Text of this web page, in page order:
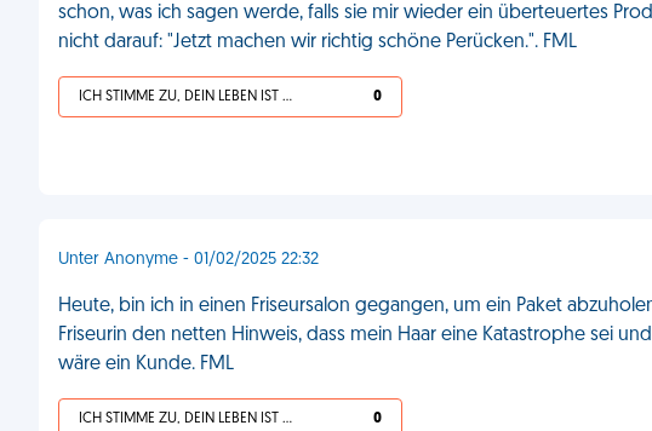
schon, was ich sagen werde, falls sie mir wieder ein überteuertes
nicht darauf: "Jetzt machen wir richtig schöne Perücken.". FML
ICH STIMME ZU, DEIN LEBEN IST SCHEISSE 0
Unter Anonyme - 01/02/2025 22:32
Heute, bin ich in einen Friseursalon gegangen, um ein Paket
Friseurin den netten Hinweis, dass mein Haar eine Katastrophe sei
wäre ein Kunde. FML
ICH STIMME ZU, DEIN LEBEN IST SCHEISSE 0